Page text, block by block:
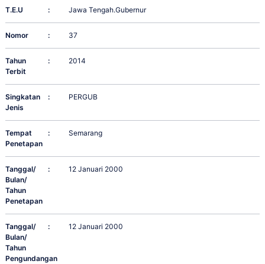
T.E.U : Jawa Tengah.Gubernur
Nomor : 37
Tahun
Terbit
: 2014
Singkatan
Jenis
: PERGUB
Tempat
Penetapan
: Semarang
Tanggal/
Bulan/
Tahun
Penetapan
: 12 Januari 2000
Tanggal/
Bulan/
Tahun
Pengundangan
: 12 Januari 2000